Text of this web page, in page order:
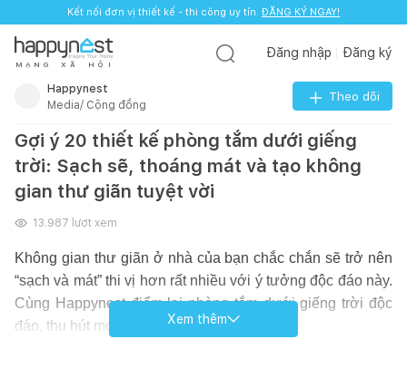
Kết nối đơn vị thiết kế - thi công uy tín. ĐĂNG KÝ NGAY!
M Ạ N G X Ã H Ộ I
Đăng nhập Đăng ký
Happynest
Media/ Cộng đồng
Theo dõi
Gợi ý 20 thiết kế phòng tắm dưới giếng
trời: Sạch sẽ, thoáng mát và tạo không
gian thư giãn tuyệt vời
13.987 lượt xem
Không gian thư giãn ở nhà của bạn chắc chắn sẽ trở nên
“sạch và mát” thi vị hơn rất nhiều với ý tưởng độc đáo này.
Cùng Happynest điểm lại phòng tắm dưới giếng trời độc
đáo, thu hút mọi người từ cái nhìn đầu tiên.
Xem thêm